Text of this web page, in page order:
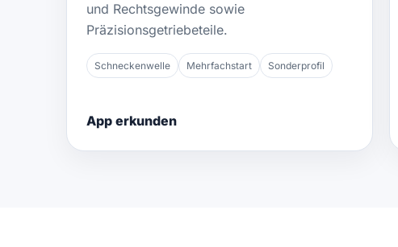
und Rechtsgewinde sowie
Präzisionsgetriebeteile.
Schneckenwelle Mehrfachstart Sonderprofil
App erkunden